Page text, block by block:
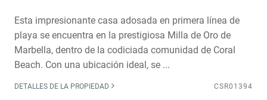
Esta impresionante casa adosada en primera línea de
playa se encuentra en la prestigiosa Milla de Oro de
Marbella, dentro de la codiciada comunidad de Coral
Beach. Con una ubicación ideal, se ...
DETALLES DE LA PROPIEDAD CSR01394